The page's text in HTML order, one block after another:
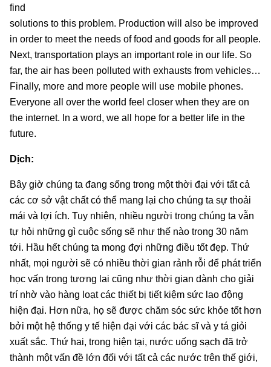
find
solutions to this problem. Production will also be improved
in order to meet the needs of food and goods for all people.
Next, transportation plays an important role in our life. So
far, the air has been polluted with exhausts from vehicles…
Finally, more and more people will use mobile phones.
Everyone all over the world feel closer when they are on
the internet. In a word, we all hope for a better life in the
future.
Dịch:
Bây giờ chúng ta đang sống trong một thời đại với tất cả
các cơ sở vật chất có thể mang lại cho chúng ta sự thoải
mái và lợi ích. Tuy nhiên, nhiều người trong chúng ta vẫn
tự hỏi những gì cuộc sống sẽ như thế nào trong 30 năm
tới. Hầu hết chúng ta mong đợi những điều tốt đẹp. Thứ
nhất, mọi người sẽ có nhiều thời gian rảnh rỗi để phát triển
học vấn trong tương lai cũng như thời gian dành cho giải
trí nhờ vào hàng loạt các thiết bị tiết kiệm sức lao động
hiện đại. Hơn nữa, họ sẽ được chăm sóc sức khỏe tốt hơn
bởi một hệ thống y tế hiện đại với các bác sĩ và y tá giỏi
xuất sắc. Thứ hai, trong hiện tại, nước uống sạch đã trở
thành một vấn đề lớn đối với tất cả các nước trên thế giới,